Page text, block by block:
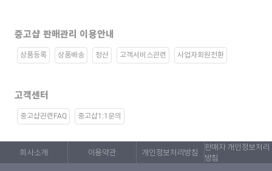
중고샵 판매관리 이용안내
상품등록 상품배송 정산 고객서비스관련 사업자회원전환
고객센터
중고샵관련FAQ 중고샵1:1문의
회사소개 이용약관 개인정보처리방침
판매자 개인정보처리
방침